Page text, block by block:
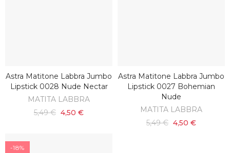
AGGIUNGI AL CARRELLO
Astra Matitone Labbra Jumbo
Lipstick 0028 Nude Nectar
MATITA LABBRA
5,49 € 4,50 €
AGGIUNGI AL CARRELLO
Astra Matitone Labbra Jumbo
Lipstick 0027 Bohemian
Nude
MATITA LABBRA
5,49 € 4,50 €
-18%